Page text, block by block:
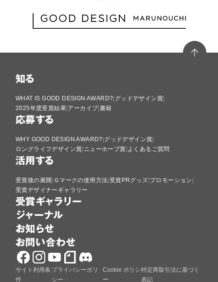
知る
WHAT IS GOOD DESIGN AWARD? グッドデザイン賞
2025年度受賞結果 アーカイブ 書籍
応募する
WHY GOOD DESIGN AWARD? グッドデザイン賞
ロングライフデザイン賞 ニューホープ賞 よくあるご質問
活用する
受賞後の展開 Ｇマークの使用方法 受賞PRグッズ プロモーション
受賞デザイナーギャラリー
受賞ギャラリー
ジャーナル
お知らせ
お問い合わせ
サイト利用条
件
プライバシーポリ
シー
Cookie ポリシ
ー
特定商取引法に基づく
表記